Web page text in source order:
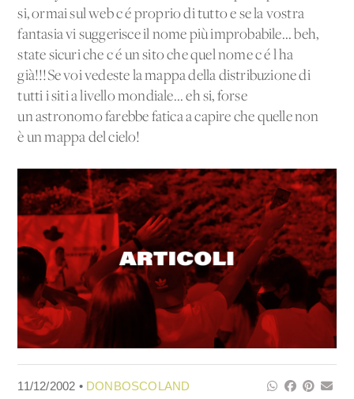
si, ormai sul web c'é proprio di tutto e se la vostra
fantasia vi suggerisce il nome più improbabile... beh,
state sicuri che c'é un sito che quel nome c'é l'ha
già!!!Se voi vedeste la mappa della distribuzione di
tutti i siti a livello mondiale... eh si, forse
un'astronomo farebbe fatica a capire che quelle non
è un mappa del cielo!
11/12/2002 • DONBOSCOLAND